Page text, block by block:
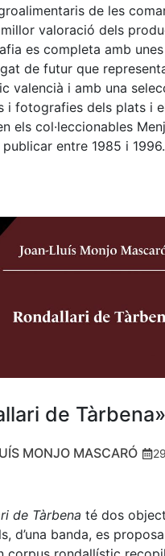
de les
valoració dels
es completa amb
de futur que
valencià i amb una
i fotografies dels plats i
els col·leccionables
entre 1985 i 1996.
de Tàrbena»
MONJO MASCARÓ
de Tàrbena té dos
d’una banda, es